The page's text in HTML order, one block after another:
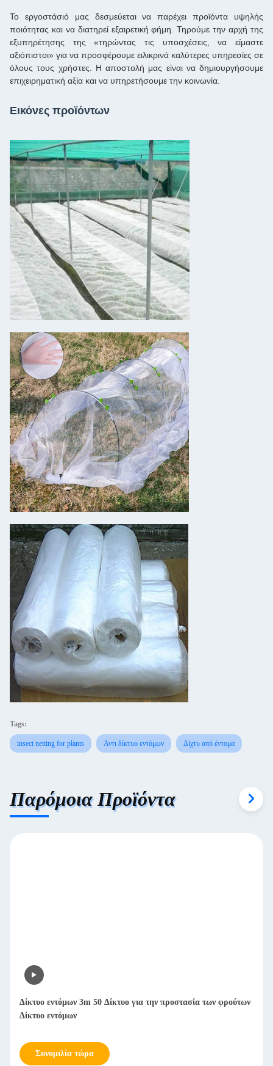
Το εργοστάσιό μας δεσμεύεται να παρέχει προϊόντα υψηλής
ποιότητας και να διατηρεί εξαιρετική φήμη. Τηρούμε την αρχή της
εξυπηρέτησης της «τηρώντας τις υποσχέσεις, να είμαστε
αξιόπιστοι» για να προσφέρουμε ειλικρινά καλύτερες υπηρεσίες σε
όλους τους χρήστες. Η αποστολή μας είναι να δημιουργήσουμε
επιχειρηματική αξία και να υπηρετήσουμε την κοινωνία.
Εικόνες προϊόντων
Tags:
insect netting for plants Αντι δίκτυο εντόμων Δίχτυ από έντομα
Παρόμοια Προϊόντα
Δίκτυο εντόμων 3m 50 Δίκτυο για την προστασία των φρούτων
Δίκτυο εντόμων
Συνομιλία τώρα